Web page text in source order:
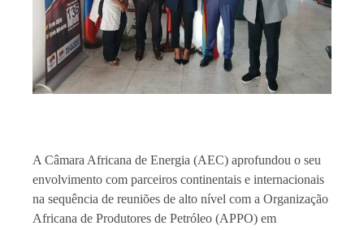
A Câmara Africana de Energia (AEC) aprofundou o seu
envolvimento com parceiros continentais e internacionais
na sequência de reuniões de alto nível com a Organização
Africana de Produtores de Petróleo (APPO) em